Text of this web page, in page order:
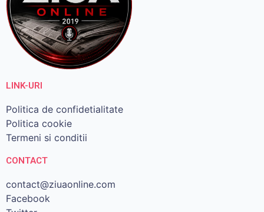
LINK-URI
Politica de confidetialitate
Politica cookie
Termeni si conditii
CONTACT
contact@ziuaonline.com
Facebook